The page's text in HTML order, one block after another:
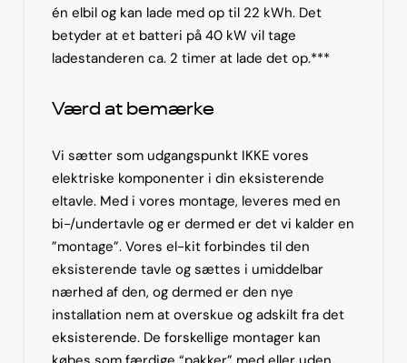
én elbil og kan lade med op til 22 kWh. Det
betyder at et batteri på 40 kW vil tage
ladestanderen ca. 2 timer at lade det op.***
Værd at bemærke
Vi sætter som udgangspunkt IKKE vores
elektriske komponenter i din eksisterende
eltavle. Med i vores montage, leveres med en
bi-/undertavle og er dermed er det vi kalder en
”montage”. Vores el-kit forbindes til den
eksisterende tavle og sættes i umiddelbar
nærhed af den, og dermed er den nye
installation nem at overskue og adskilt fra det
eksisterende. De forskellige montager kan